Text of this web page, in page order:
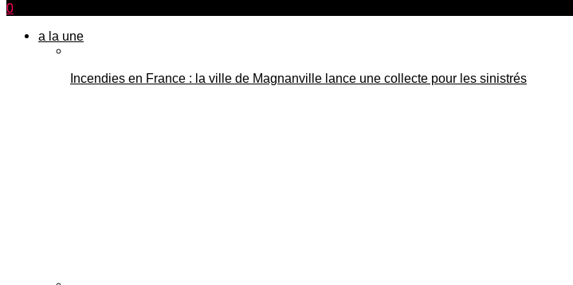
0
a la une
Incendies en France : la ville de Magnanville lance une collecte pour les sinistrés